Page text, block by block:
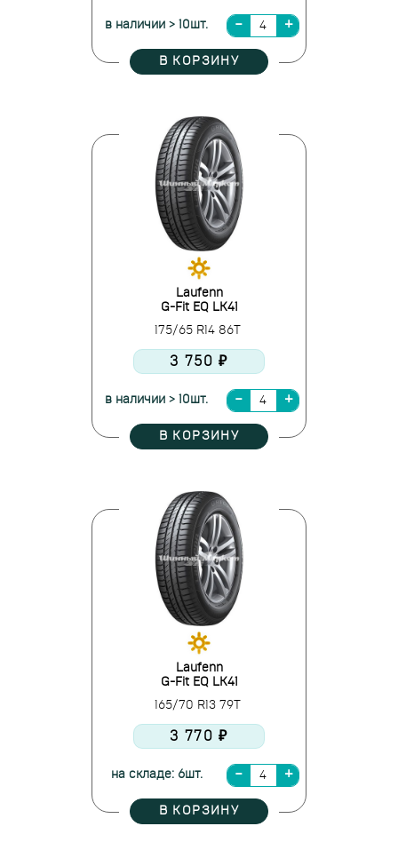
в наличии > 10шт.
В КОРЗИНУ
Laufenn
G-Fit EQ LK41
175/65 R14 86T
3 750 ₽
в наличии > 10шт.
В КОРЗИНУ
Laufenn
G-Fit EQ LK41
165/70 R13 79T
3 770 ₽
на складе: 6шт.
В КОРЗИНУ